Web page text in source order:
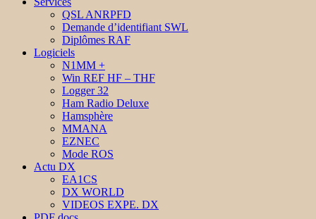
QSL ANRPFD
Demande d’identifiant SWL
Diplômes RAF
Logiciels
N1MM +
Win REF HF – THF
Logger 32
Ham Radio Deluxe
Hamsphère
MMANA
EZNEC
Mode ROS
Actu DX
EA1CS
DX WORLD
VIDEOS EXPE. DX